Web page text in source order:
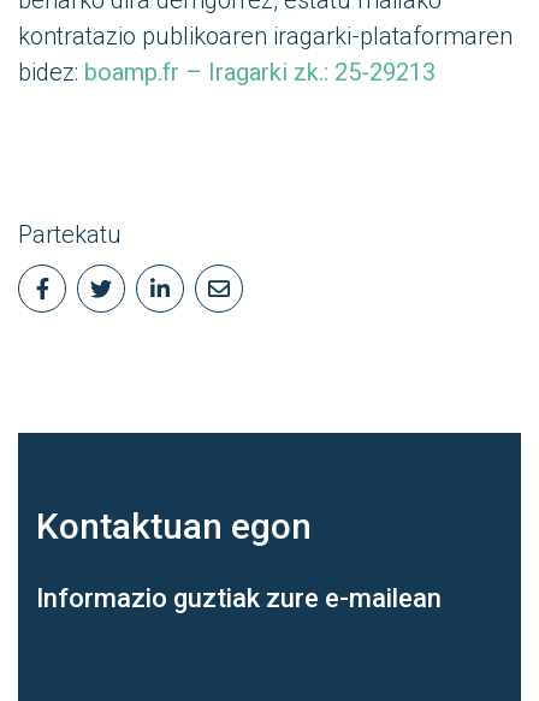
kontratazio publikoaren iragarki-plataformaren
bidez: boamp.fr – Iragarki zk.: 25-29213
Partekatu
Kontaktuan egon
Informazio guztiak zure e-mailean